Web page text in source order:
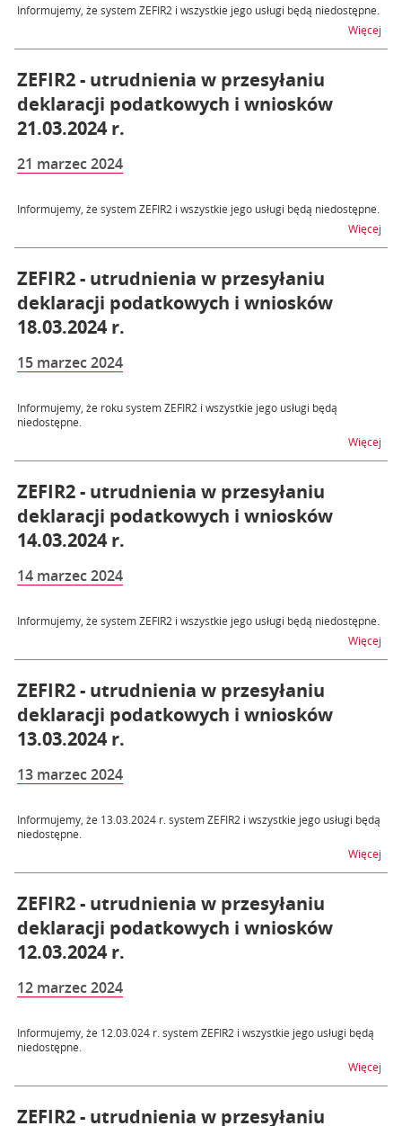
Informujemy, że system ZEFIR2 i wszystkie jego usługi będą niedostępne.
Więcej
ZEFIR2 - utrudnienia w przesyłaniu
deklaracji podatkowych i wniosków
21.03.2024 r.
21 marzec 2024
Informujemy, że system ZEFIR2 i wszystkie jego usługi będą niedostępne.
Więcej
ZEFIR2 - utrudnienia w przesyłaniu
deklaracji podatkowych i wniosków
18.03.2024 r.
15 marzec 2024
Informujemy, że roku system ZEFIR2 i wszystkie jego usługi będą
niedostępne.
Więcej
ZEFIR2 - utrudnienia w przesyłaniu
deklaracji podatkowych i wniosków
14.03.2024 r.
14 marzec 2024
Informujemy, że system ZEFIR2 i wszystkie jego usługi będą niedostępne.
Więcej
ZEFIR2 - utrudnienia w przesyłaniu
deklaracji podatkowych i wniosków
13.03.2024 r.
13 marzec 2024
Informujemy, że 13.03.2024 r. system ZEFIR2 i wszystkie jego usługi będą
niedostępne.
Więcej
ZEFIR2 - utrudnienia w przesyłaniu
deklaracji podatkowych i wniosków
12.03.2024 r.
12 marzec 2024
Informujemy, że 12.03.024 r. system ZEFIR2 i wszystkie jego usługi będą
niedostępne.
Więcej
ZEFIR2 - utrudnienia w przesyłaniu